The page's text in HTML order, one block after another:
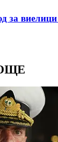
за виелици